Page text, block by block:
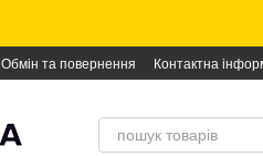
Обмін та повернення Контактна